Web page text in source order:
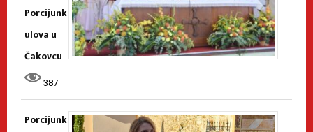
Porcijunk
ulova u
Čakovcu
387
Porcijunk